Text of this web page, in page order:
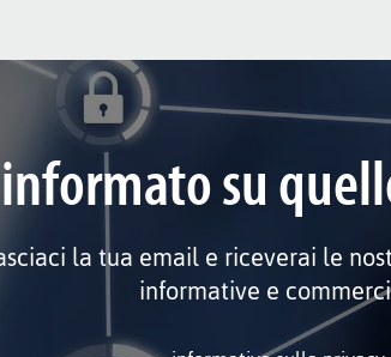
su
la tua email e riceverai le
informative e